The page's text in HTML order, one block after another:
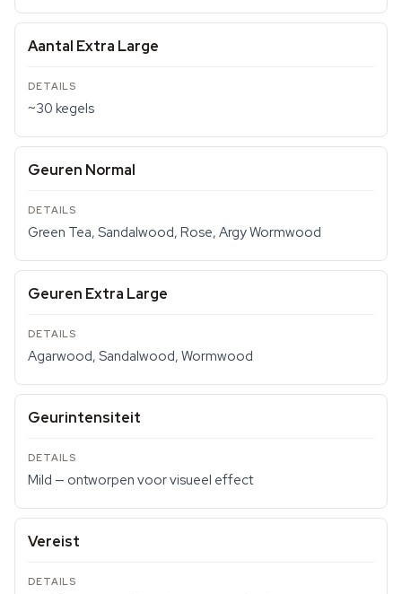
Aantal Extra Large
~30 kegels
Geuren Normal
Green Tea, Sandalwood, Rose, Argy Wormwood
Geuren Extra Large
Agarwood, Sandalwood, Wormwood
Geurintensiteit
Mild — ontworpen voor visueel effect
Vereist